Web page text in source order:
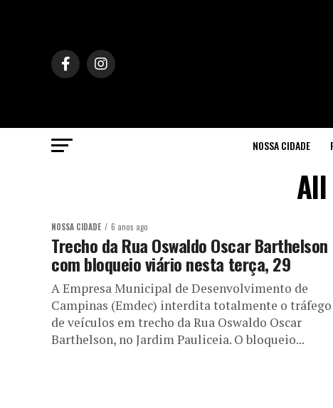
NOSSA CIDADE
NOSSA CIDADE 6 anos ago
Trecho da Rua Oswaldo Oscar Barthelson
com bloqueio viário nesta terça, 29
A Empresa Municipal de Desenvolvimento de
Campinas (Emdec) interdita totalmente o tráfego
de veículos em trecho da Rua Oswaldo Oscar
Barthelson, no Jardim Pauliceia. O bloqueio...